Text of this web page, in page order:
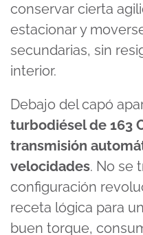
conservar cierta
estacionar y
secundarias, sin
interior.
Debajo del capó
turbodiésel de 163
transmisión
velocidades. No se
configuración
receta lógica para
buen torque,